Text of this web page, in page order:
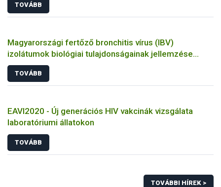
TOVÁBB
Magyarországi fertőző bronchitis vírus (IBV)
izolátumok biológiai tulajdonságainak jellemzése
állatkísérletes és molekuláris biológiai eszközökkel
TOVÁBB
EAVI2020 - Új generációs HIV vakcinák vizsgálata
laboratóriumi állatokon
TOVÁBB
TOVÁBBI HÍREK >